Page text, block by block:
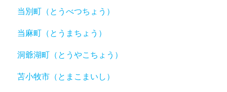
当別町（とうべつちょう）
当麻町（とうまちょう）
洞爺湖町（とうやこちょう）
苫小牧市（とまこまいし）